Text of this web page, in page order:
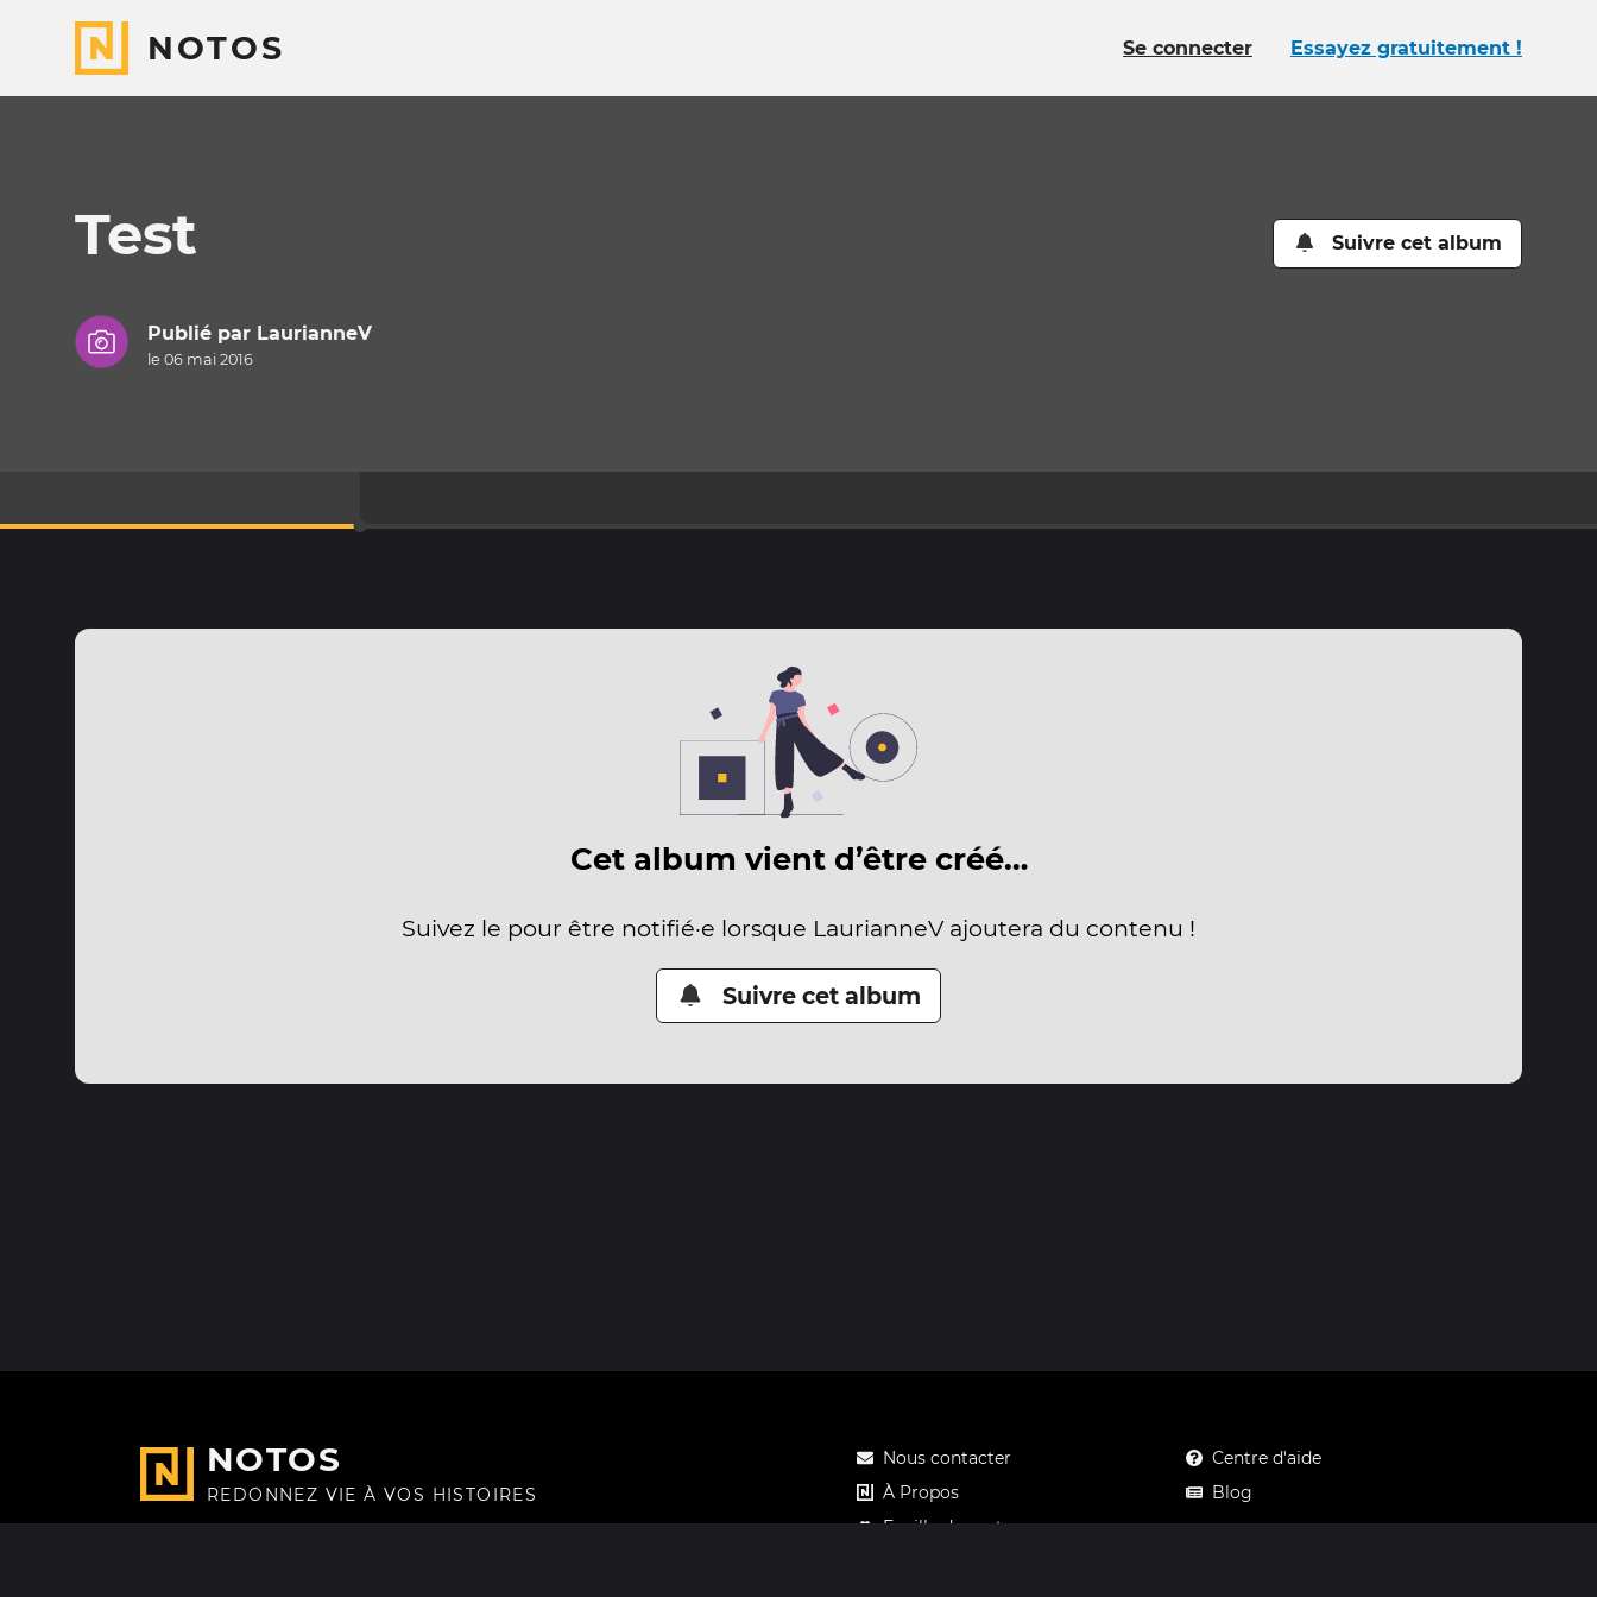
NOTOS Se connecter Essayez gratuitement !
Test Suivre cet album
Publié par LaurianneV
le 06 mai 2016
Cet album vient d’être créé…
Suivez le pour être notifié·e lorsque LaurianneV ajoutera du contenu !
Suivre cet album
NOTOS
REDONNEZ VIE À VOS HISTOIRES
Nous contacter
À Propos
Feuille de route
Centre d'aide
Blog